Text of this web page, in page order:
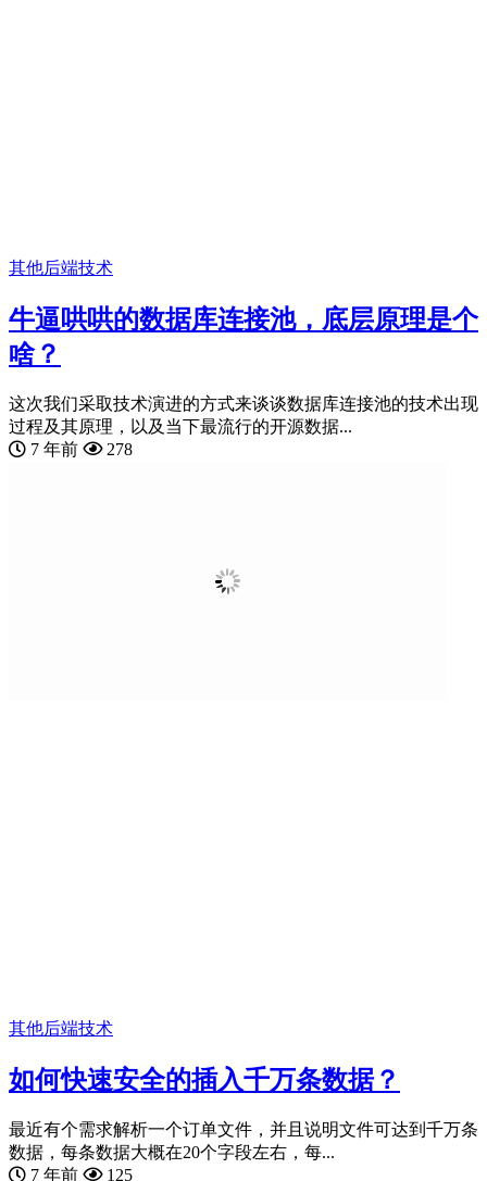
其他后端技术
牛逼哄哄的数据库连接池，底层原理是个
啥？
这次我们采取技术演进的方式来谈谈数据库连接池的技术出现
过程及其原理，以及当下最流行的开源数据...
7 年前
278
其他后端技术
如何快速安全的插入千万条数据？
最近有个需求解析一个订单文件，并且说明文件可达到千万条
数据，每条数据大概在20个字段左右，每...
7 年前
125